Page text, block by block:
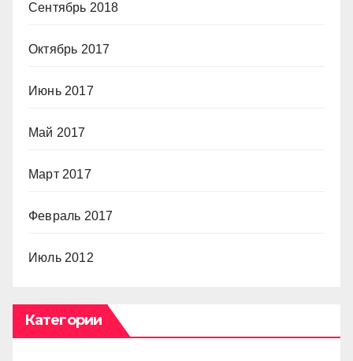
Сентябрь 2018
Октябрь 2017
Июнь 2017
Май 2017
Март 2017
Февраль 2017
Июль 2012
Категории